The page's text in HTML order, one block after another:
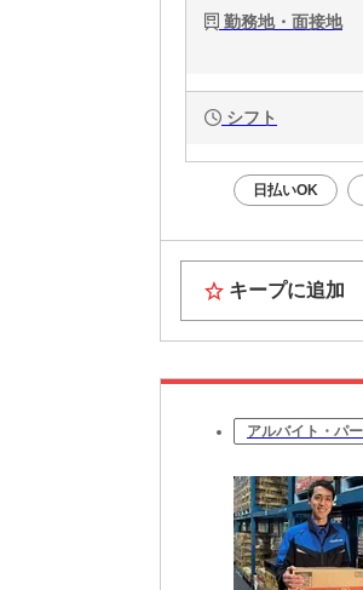
勤務地・面接地
シフト
日払いOK
キープに追加
アルバイト・パ